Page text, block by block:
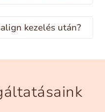
kezelés után?